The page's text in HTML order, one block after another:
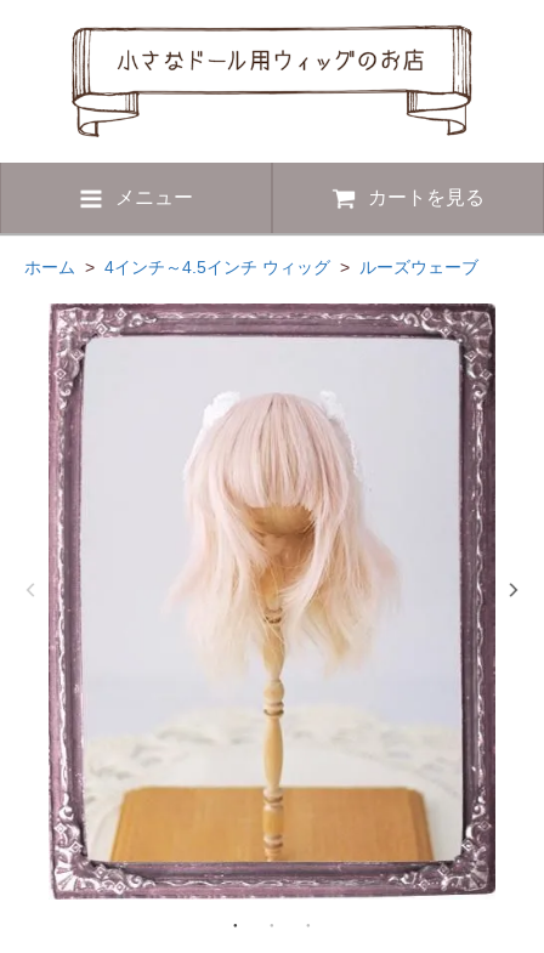
メニュー カートを見る
ホーム > 4インチ～4.5インチ ウィッグ > ルーズウェーブ